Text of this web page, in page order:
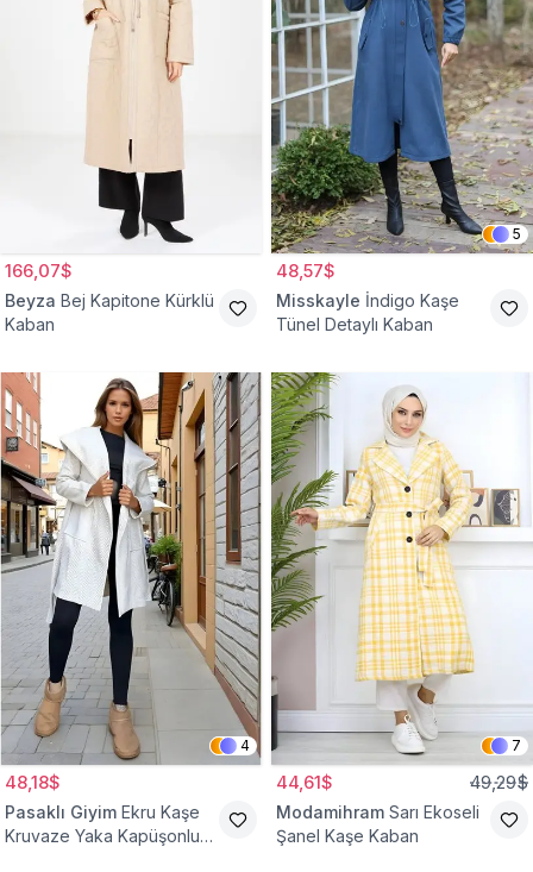
166,07$
Beyza Bej Kapitone Kürklü
Kaban
5
48,57$
Misskayle İndigo Kaşe
Tünel Detaylı Kaban
4
48,18$
Pasaklı Giyim Ekru Kaşe
Kruvaze Yaka Kapüşonlu
7
44,61$ 49,29$
Modamihram Sarı Ekoseli
Şanel Kaşe Kaban